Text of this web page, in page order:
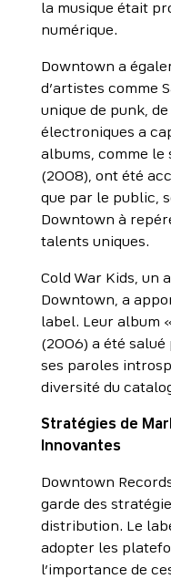
la musique était
numérique.
Downtown a
d’artistes comme
unique de punk,
électroniques a
albums, comme
(2008), ont été
que par le public,
Downtown à
talents uniques.
Cold War Kids, un
Downtown, a
label. Leur album
(2006) a été
ses paroles
diversité du
Stratégies de
Innovantes
Downtown
garde des
distribution. Le
adopter les
l’importance de